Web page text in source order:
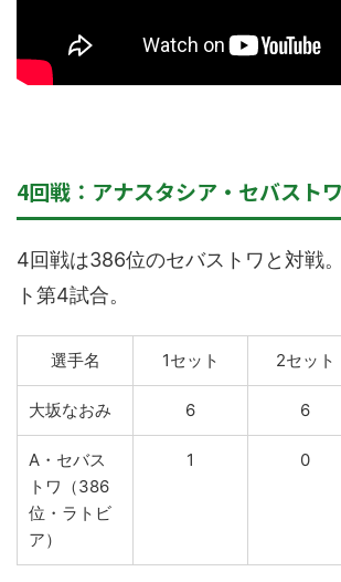
4回戦：アナスタシア・セバスト
4回戦は386位のセバストワと対戦
ト第4試合。
選手名 1セット 2セット
大坂なおみ 6 6
A・セバス
トワ（386
位・ラトビ
ア）
1 0